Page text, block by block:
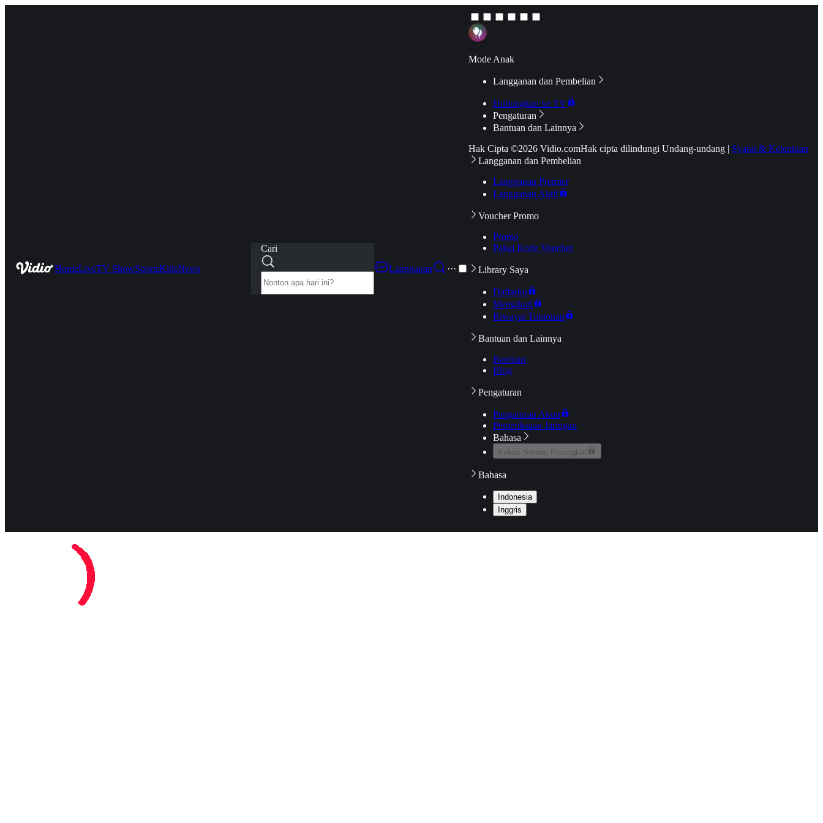
HomeLiveTV ShowSportsKidsNews
Cari
Langganan
···
Mode Anak
Langganan dan Pembelian
Hubungkan ke TV
Pengaturan
Bantuan dan Lainnya
Hak Cipta ©2026 Vidio.comHak cipta dilindungi Undang-undang | Syarat & Ketentuan
Langganan dan Pembelian
Langganan Premier
Langganan Aktif
Voucher Promo
Promo
Pakai Kode Voucher
Library Saya
Daftarku
Mengikuti
Riwayat Tontonan
Bantuan dan Lainnya
Bantuan
Blog
Pengaturan
Pengaturan Akun
Pemeriksaan Jaringan
Bahasa
Keluar Semua Perangkat
Bahasa
Indonesia
Inggris